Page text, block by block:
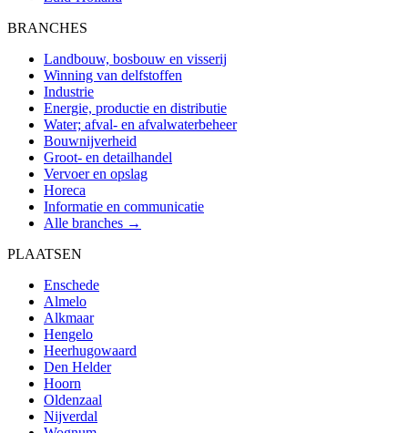
BRANCHES
Landbouw, bosbouw en visserij
Winning van delfstoffen
Industrie
Energie, productie en distributie
Water; afval- en afvalwaterbeheer
Bouwnijverheid
Groot- en detailhandel
Vervoer en opslag
Horeca
Informatie en communicatie
Alle branches →
PLAATSEN
Enschede
Almelo
Alkmaar
Hengelo
Heerhugowaard
Den Helder
Hoorn
Oldenzaal
Nijverdal